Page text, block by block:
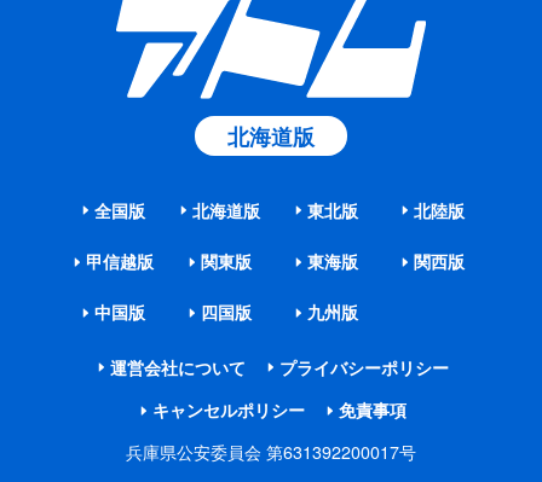
北海道版
全国版 北海道版 東北版 北陸版
甲信越版 関東版 東海版 関西版
中国版 四国版 九州版
運営会社について
プライバシーポリシー
キャンセルポリシー
免責事項
兵庫県公安委員会 第631392200017号